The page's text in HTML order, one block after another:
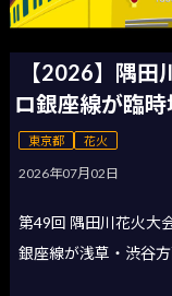
【2026】隅田
ロ銀座線が臨
東京都 花火
2026年07月02日
第49回 隅田川花火大
銀座線が浅草・渋谷